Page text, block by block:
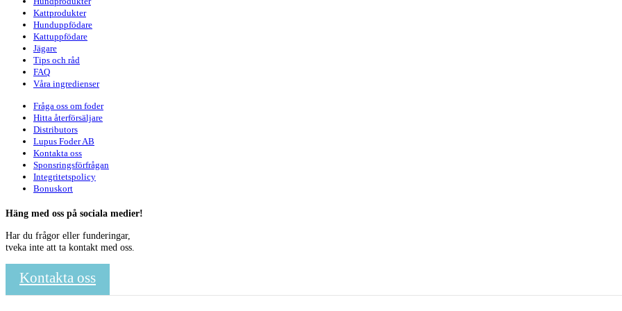
Kattprodukter
Hunduppfödare
Kattuppfödare
Jägare
Tips och råd
FAQ
Våra ingredienser
Fråga oss om foder
Hitta återförsäljare
Distributors
Lupus Foder AB
Kontakta oss
Sponsringsförfrågan
Integritetspolicy
Bonuskort
Häng med oss på sociala medier!
Har du frågor eller funderingar,
tveka inte att ta kontakt med oss.
Kontakta oss